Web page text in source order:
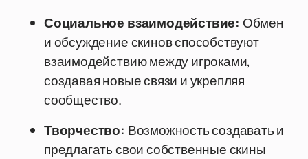
Социальное взаимодействие: Обмен
и обсуждение скинов способствуют
взаимодействию между игроками,
создавая новые связи и укрепляя
сообщество.
Творчество: Возможность создавать и
предлагать свои собственные скины